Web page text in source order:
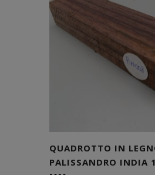
QUADROTTO IN
PALISSANDRO INDIA